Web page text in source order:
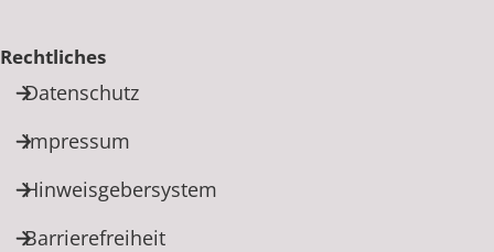
Rechtliches
Datenschutz
Impressum
Hinweisgebersystem
Barrierefreiheit